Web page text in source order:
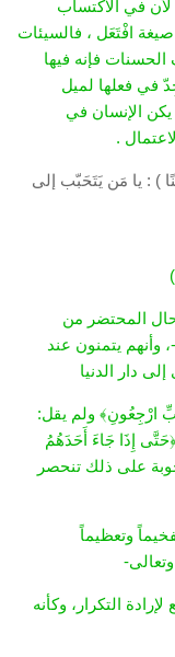
في الاكتساب
افْتَعَل ، فالسيئات
الحسنات فإنه فيها
في فعلها لميل
الإنسان في
.
) : يا مَن يَتَحَبّب إلى
المحتضر من
وأنهم يتمنون عند
دار الدنيا
ارْجِعُونِ﴾ ولم يقل:
إِذَا جَاءَ أَحَدَهُمُ
على ذلك تنحصر
وتعظيماً
التكرار، وكأنه